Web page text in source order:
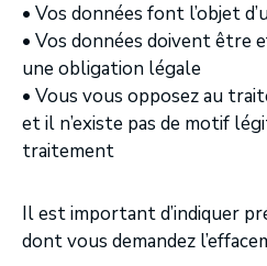
• Vos données font l’objet
• Vos données doivent être
une obligation légale
• Vous vous opposez au
et il n’existe pas de motif
traitement
Il est important d’indiquer
dont vous demandez